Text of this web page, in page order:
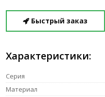
Быстрый заказ
Характеристики:
Серия
Материал